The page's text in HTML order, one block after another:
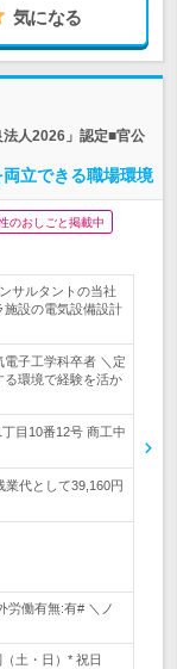
気になる
人2026」認定■官公
両立できる職場環境
のおしごと掲載中
サルタントの当社
施設の電気設備設計
子工学科卒者 ＼定
る環境で経験を活か
目10番12号 商工中
代として39,160円
労働有無:有# ＼ノ
土・日）* 祝日